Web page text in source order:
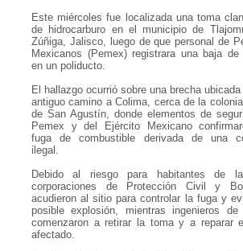
Este miércoles fue localizada una toma
de hidrocarburo en el municipio de
Zúñiga, Jalisco, luego de que personal de
Mexicanos (Pemex) registrara una baja de
en un poliducto.
El hallazgo ocurrió sobre una brecha ubicada
antiguo camino a Colima, cerca de la
de San Agustín, donde elementos de
Pemex y del Ejército Mexicano
fuga de combustible derivada de una
ilegal.
Debido al riesgo para habitantes de
corporaciones de Protección Civil y
acudieron al sitio para controlar la fuga y
posible explosión, mientras ingenieros de
comenzaron a retirar la toma y a reparar
afectado.